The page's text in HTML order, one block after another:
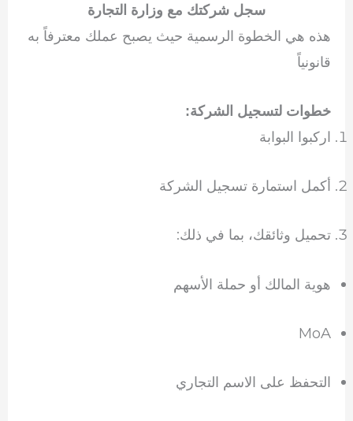
سجل شركتك مع وزارة التجارة
هذه هي الخطوة الرسمية حيث يصبح عملك معترفاً به
قانونياً
خطوات لتسجيل الشركة:
اركبوا البوابة
أكمل استمارة تسجيل الشركة
تحميل وثائقك، بما في ذلك:
هوية المالك أو حملة الأسهم
MoA
التحفظ على الاسم التجاري